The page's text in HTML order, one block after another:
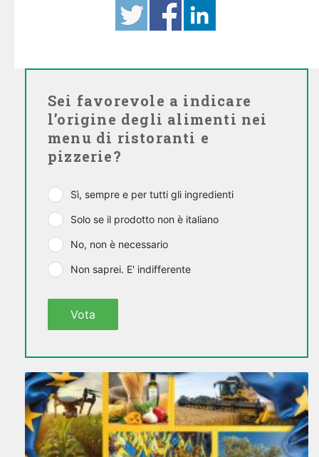
Sei favorevole a indicare
l’origine degli alimenti nei
menu di ristoranti e
pizzerie?
Sì, sempre e per tutti gli ingredienti
Solo se il prodotto non è italiano
No, non è necessario
Non saprei. E' indifferente
Vota